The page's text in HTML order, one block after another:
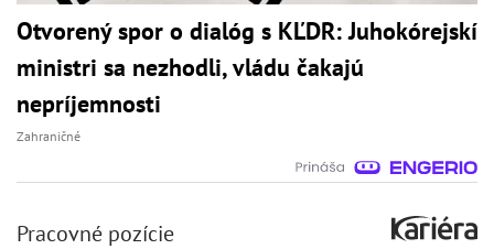
Otvorený spor o dialóg s KĽDR: Juhokórejskí
ministri sa nezhodli, vládu čakajú
nepríjemnosti
Zahraničné
Pracovné pozície